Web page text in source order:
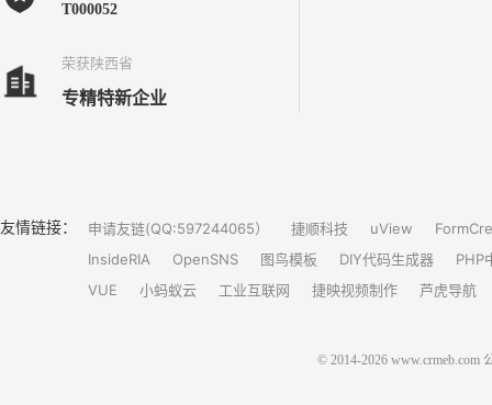
T000052
荣获陕西省
专精特新企业
友情链接： 申请友链(QQ:597244065） 捷顺科技 uView
InsideRIA
OpenSNS 图鸟模板 DIY代码生成器
PHP
VUE
小蚂蚁云 工业互联网 捷映视频制作 芦虎导航
© 2014-2026